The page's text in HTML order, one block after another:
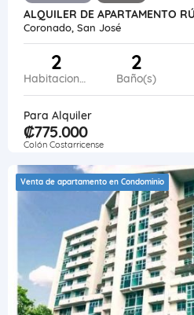
Coronado, San José
2
Habitaciones
2
Baño(s)
Para Alquiler
₡775.000
Colón Costarricense
Venta de apartamento en Condominio